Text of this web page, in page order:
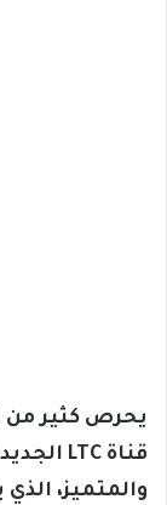
يحرص كثير من
والمتميز،